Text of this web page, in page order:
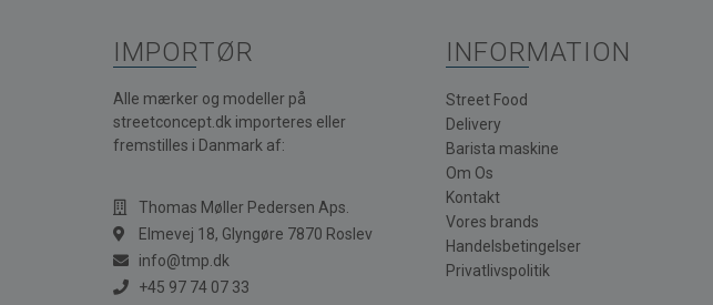
IMPORTØR
Alle mærker og modeller på
streetconcept.dk importeres eller
fremstilles i Danmark af:
Thomas Møller Pedersen Aps.
Elmevej 18, Glyngøre 7870 Roslev
info@tmp.dk
+45 97 74 07 33
INFORMATION
Street Food
Delivery
Barista maskine
Om Os
Kontakt
Vores brands
Handelsbetingelser
Privatlivspolitik